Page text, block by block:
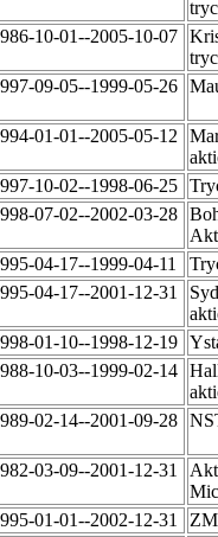
10-01--2005-10-07
09-05--1999-05-26
01-01--2005-05-12
10-02--1998-06-25
07-02--2002-03-28
04-17--1999-04-11
04-17--2001-12-31
01-10--1998-12-19
10-03--1999-02-14
02-14--2001-09-28
03-09--2001-12-31
01-01--2002-12-31